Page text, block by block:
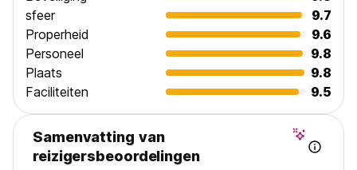
We look forward to greeting you in Budapest!
sfeer
9.7
Properheid
9.6
Personeel
9.8
Plaats
9.8
Faciliteiten
9.5
Samenvatting van
reizigersbeoordelingen